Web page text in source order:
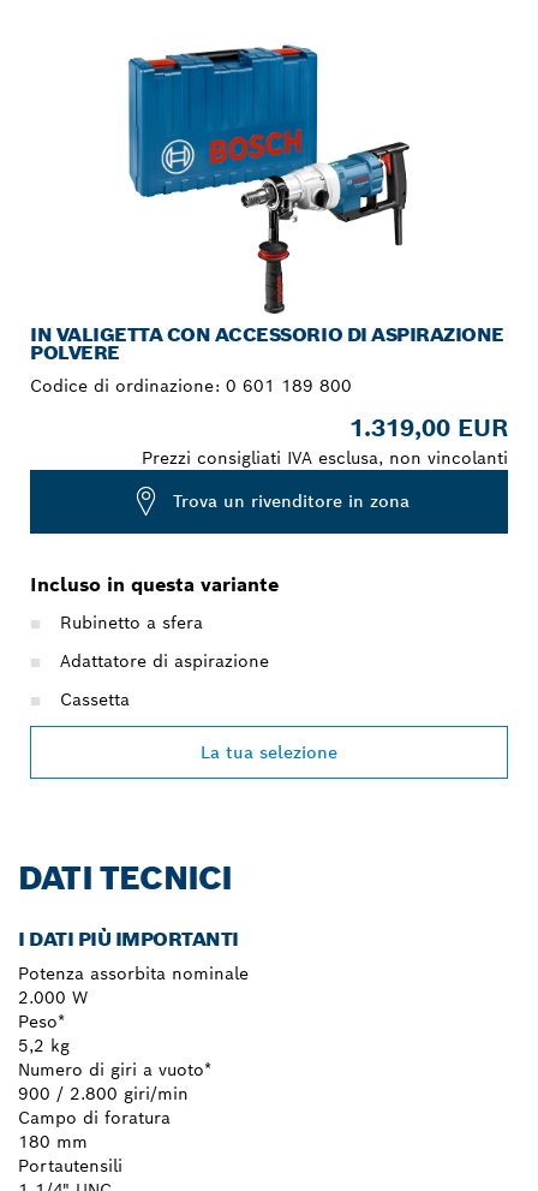
IN VALIGETTA CON ACCESSORIO DI ASPIRAZIONE
POLVERE
Codice di ordinazione: 0 601 189 800
1.319,00 EUR
Prezzi consigliati IVA esclusa, non vincolanti
Trova un rivenditore in zona
Incluso in questa variante
Rubinetto a sfera
Adattatore di aspirazione
Cassetta
La tua selezione
DATI TECNICI
I DATI PIÙ IMPORTANTI
Potenza assorbita nominale
2.000 W
Peso*
5,2 kg
Numero di giri a vuoto*
900 / 2.800 giri/min
Campo di foratura
180 mm
Portautensili